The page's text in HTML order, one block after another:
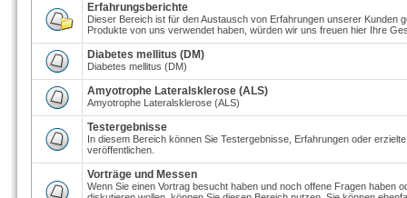
Erfahrungsberichte
Dieser Bereich ist für den Austausch von Erfahrungen unserer Kunden
Produkte von uns verwendet haben, würden wir uns freuen hier Ihre
Diabetes mellitus (DM)
Diabetes mellitus (DM)
Amyotrophe Lateralsklerose (ALS)
Amyotrophe Lateralsklerose (ALS)
Testergebnisse
In diesem Bereich können Sie Testergebnisse, Erfahrungen oder
veröffentlichen.
Vorträge und Messen
Wenn Sie einen Vortrag besucht haben und noch offene Fragen haben